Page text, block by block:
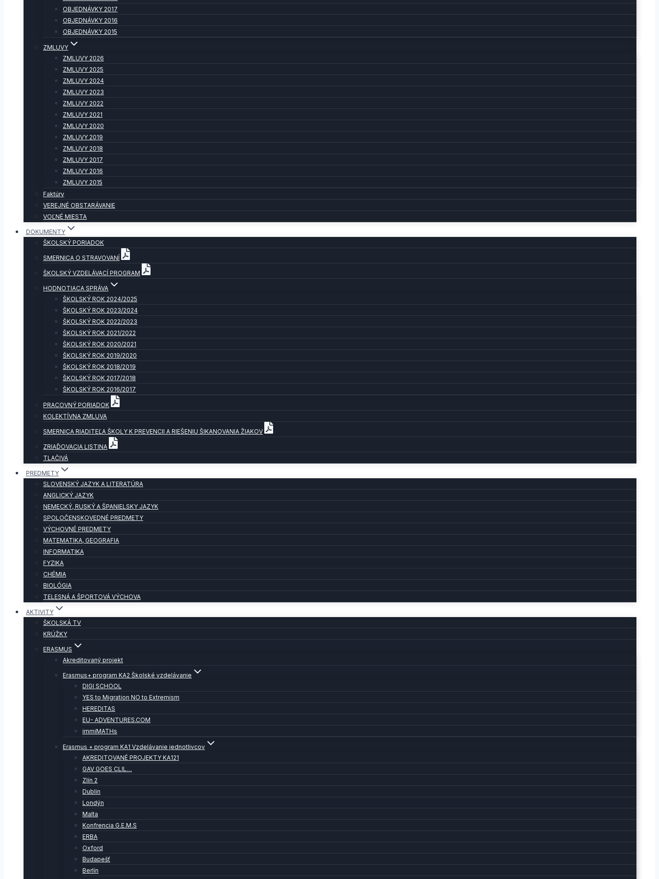
OBJEDNÁVKY 2017
OBJEDNÁVKY 2016
OBJEDNÁVKY 2015
ZMLUVY
ZMLUVY 2026
ZMLUVY 2025
ZMLUVY 2024
ZMLUVY 2023
ZMLUVY 2022
ZMLUVY 2021
ZMLUVY 2020
ZMLUVY 2019
ZMLUVY 2018
ZMLUVY 2017
ZMLUVY 2016
ZMLUVY 2015
Faktúry
VEREJNÉ OBSTARÁVANIE
VOĽNÉ MIESTA
DOKUMENTY
ŠKOLSKÝ PORIADOK
SMERNICA O STRAVOVANÍ
ŠKOLSKÝ VZDELÁVACÍ PROGRAM
HODNOTIACA SPRÁVA
ŠKOLSKÝ ROK 2024/2025
ŠKOLSKÝ ROK 2023/2024
ŠKOLSKÝ ROK 2022/2023
ŠKOLSKÝ ROK 2021/2022
ŠKOLSKÝ ROK 2020/2021
ŠKOLSKÝ ROK 2019/2020
ŠKOLSKÝ ROK 2018/2019
ŠKOLSKÝ ROK 2017/2018
ŠKOLSKÝ ROK 2016/2017
PRACOVNÝ PORIADOK
KOLEKTÍVNA ZMLUVA
SMERNICA RIADITEĽA ŠKOLY K PREVENCII A RIEŠENIU ŠIKANOVANIA ŽIAKOV
ZRIAĎOVACIA LISTINA
TLAČIVÁ
PREDMETY
SLOVENSKÝ JAZYK A LITERATÚRA
ANGLICKÝ JAZYK
NEMECKÝ, RUSKÝ A ŠPANIELSKY JAZYK
SPOLOČENSKOVEDNÉ PREDMETY
VÝCHOVNÉ PREDMETY
MATEMATIKA, GEOGRAFIA
INFORMATIKA
FYZIKA
CHÉMIA
BIOLÓGIA
TELESNÁ A ŠPORTOVÁ VÝCHOVA
AKTIVITY
ŠKOLSKÁ TV
KRÚŽKY
ERASMUS
Akreditovaný projekt
Erasmus+ program KA2 Školské vzdelávanie
DIGI SCHOOL
YES to Migration NO to Extremism
HEREDITAS
EU- ADVENTURES.COM
immiMATHs
Erasmus + program KA1 Vzdelávanie jednotlivcov
AKREDITOVANÉ PROJEKTY KA121
GAV GOES CLIL…
Zlín 2
Dublin
Londýn
Malta
Konfrencia G.E.M.S
ERBA
Oxford
Budapešť
Berlín